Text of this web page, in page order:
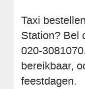
Taxi
Station? Bel
020-
bereikbaar,
feestdagen.